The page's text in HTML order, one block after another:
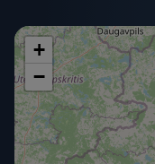
+
−